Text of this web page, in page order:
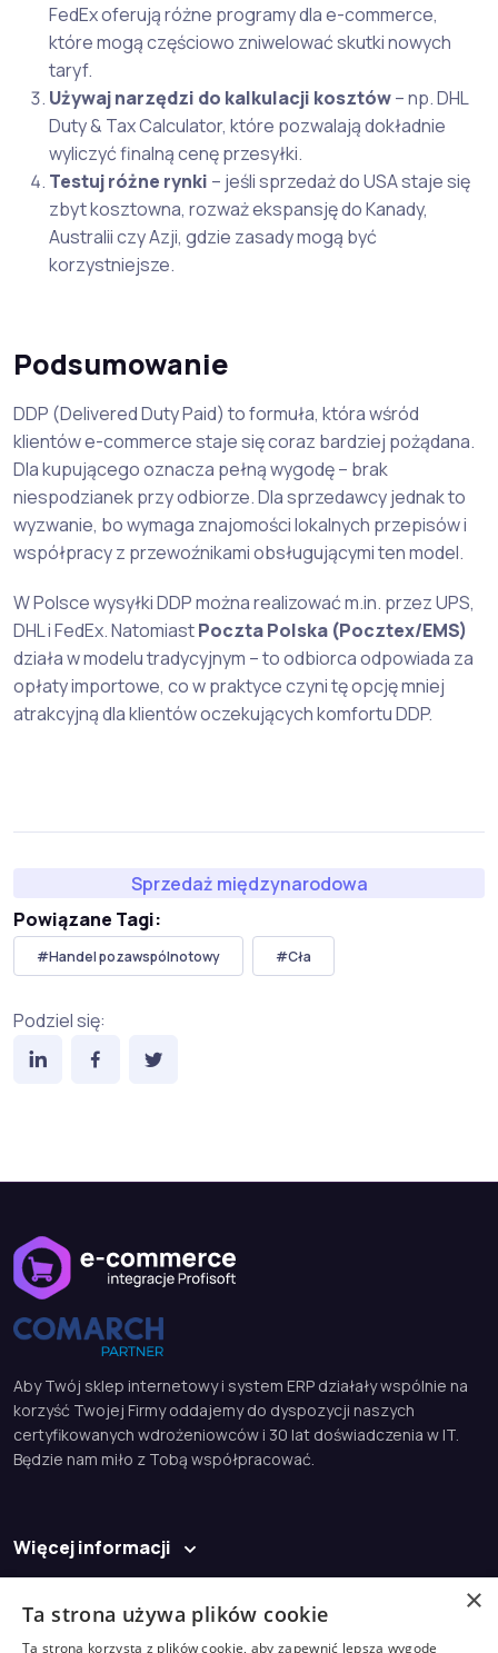
FedEx oferują różne programy dla e-commerce,
które mogą częściowo zniwelować skutki nowych
taryf.
Używaj narzędzi do kalkulacji kosztów– np. DHL
Duty & Tax Calculator, które pozwalają dokładnie
wyliczyć finalną cenę przesyłki.
Testuj różne rynki – jeśli sprzedaż do USA staje się
zbyt kosztowna, rozważ ekspansję do Kanady,
Australii czy Azji, gdzie zasady mogą być
korzystniejsze.
Podsumowanie
DDP (Delivered Duty Paid) to formuła, która wśród
klientów e-commerce staje się coraz bardziej pożądana.
Dla kupującego oznacza pełną wygodę – brak
niespodzianek przy odbiorze. Dla sprzedawcy jednak to
wyzwanie, bo wymaga znajomości lokalnych przepisów i
współpracy z przewoźnikami obsługującymi ten model.
W Polsce wysyłki DDP można realizować m.in. przez UPS,
DHL i FedEx. NatomiastPoczta Polska (Pocztex/EMS)
działa w modelu tradycyjnym – to odbiorca odpowiada za
opłaty importowe, co w praktyce czyni tę opcję mniej
atrakcyjną dla klientów oczekujących komfortu DDP.
Sprzedaż międzynarodowa
Powiązane Tagi:
#Handel pozawspólnotowy #Cła
Podziel się:
Aby Twój sklep internetowy i system ERP działały wspólnie na
korzyść Twojej Firmy oddajemy do dyspozycji naszych
certyfikowanych wdrożeniowców i 30 lat doświadczenia w IT.
Będzie nam miło z Tobą współpracować.
Więcej informacji
Kontakt
×
Ta strona używa plików cookie
Ta strona korzysta z plików cookie, aby zapewnić lepszą wygodę